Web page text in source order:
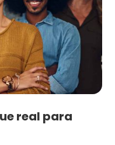
real para